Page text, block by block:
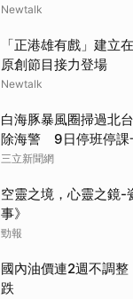
Newtalk
「正港雄有戲」建立
原創節目接力登場
Newtalk
白海豚暴風圈掃過北
除海警 9日停班停課
三立新聞網
空靈之境，心靈之鏡-
事》
勁報
國內油價連2週不調
跌